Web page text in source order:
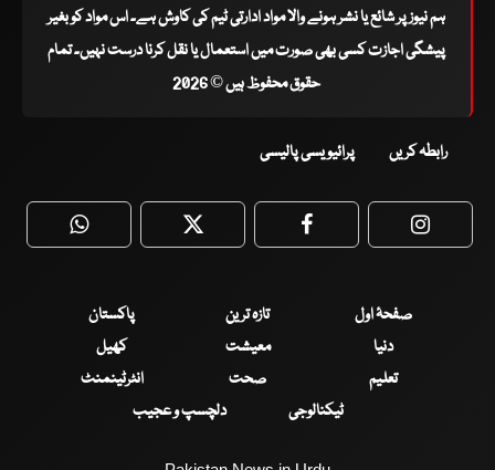
ہم نیوز پر شائع یا نشر ہونے والا مواد ادارتی ٹیم کی کاوش ہے۔ اس مواد کو بغیر
پیشگی اجازت کسی بھی صورت میں استعمال یا نقل کرنا درست نہیں۔ تمام
حقوق محفوظ ہیں © 2026
رابطہ کریں پرائیویسی پالیسی
WhatsApp Twitter Facebook
صفحۂ اول تازہ ترین
پاکستان
دنیا
معیشت
کھیل
تعلیم
صحت
انٹرٹینمنٹ
ٹیکنالوجی
دلچسپ و عجیب